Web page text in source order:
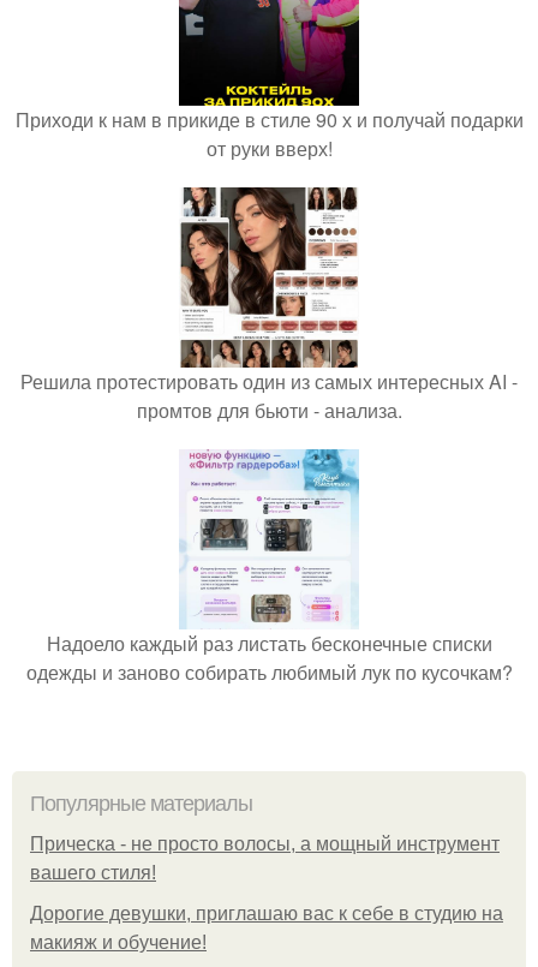
Приходи к нам в прикиде в стиле 90 х и получай подарки
от руки вверх!
Решила протестировать один из самых интересных AI -
промтов для бьюти - анализа.
Надоело каждый раз листать бесконечные списки
одежды и заново собирать любимый лук по кусочкам?
Популярные материалы
Прическа - не просто волосы, а мощный инструмент
вашего стиля!
Дорогие девушки, приглашаю вас к себе в студию на
макияж и обучение!